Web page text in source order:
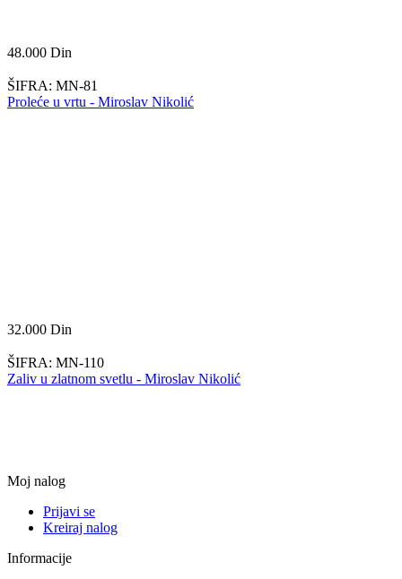
48.000 Din
ŠIFRA: MN-81
Proleće u vrtu - Miroslav Nikolić
32.000 Din
ŠIFRA: MN-110
Zaliv u zlatnom svetlu - Miroslav Nikolić
Moj nalog
Prijavi se
Kreiraj nalog
Informacije